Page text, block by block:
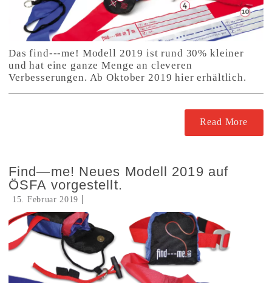
Das find---me! Modell 2019 ist rund 30% kleiner
und hat eine ganze Menge an cleveren
Verbesserungen. Ab Oktober 2019 hier erhältlich.
Read More
Find—me! Neues Modell 2019 auf
ÖSFA vorgestellt.
15. Februar 2019